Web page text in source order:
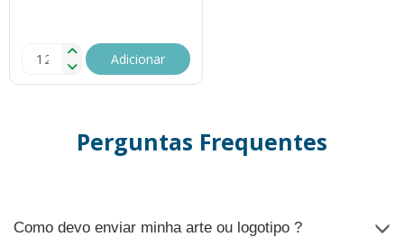
Adicionar
Perguntas Frequentes
Como devo enviar minha arte ou logotipo ?